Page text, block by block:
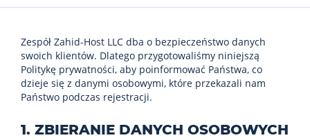
Zespół Zahid-Host LLC dba o bezpieczeństwo danych
swoich klientów. Dlatego przygotowaliśmy niniejszą
Politykę prywatności, aby poinformować Państwa, co
dzieje się z danymi osobowymi, które przekazali nam
Państwo podczas rejestracji.
1. ZBIERANIE DANYCH OSOBOWYCH